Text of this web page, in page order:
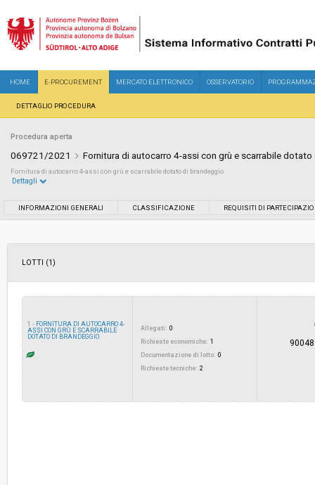
HOME E-PROCUREMENT MERCATO ELETTRONICO OSSERVATORIO
DETTAGLIO PROCEDURA
Procedura aperta
069721/2021 Fornitura di autocarro 4-assi con grù e scarrabile
Fornitura di autocarro 4-assi con grù e scarrabile dotato di brandeggio
Servizi sociali:
€ 240.000,00
Dettagli
INFORMAZIONI GENERALI CLASSIFICAZIONE REQUISITI DI
LOTTI (1)
1 - FORNITURA DI AUTOCARRO 4-
ASSI CON GRÙ E SCARRABILE
DOTATO DI BRANDEGGIO
Allegati: 0
Richieste economiche: 1
Documentazione di lotto: 0
Richieste tecniche: 2